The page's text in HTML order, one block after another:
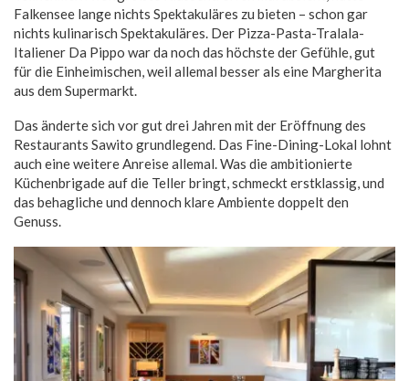
Falkensee lange nichts Spektakuläres zu bieten – schon gar
nichts kulinarisch Spektakuläres. Der Pizza-Pasta-Tralala-
Italiener Da Pippo war da noch das höchste der Gefühle, gut
für die Einheimischen, weil allemal besser als eine Margherita
aus dem Supermarkt.
Das änderte sich vor gut drei Jahren mit der Eröffnung des
Restaurants Sawito grundlegend. Das Fine-Dining-Lokal lohnt
auch eine weitere Anreise allemal. Was die ambitionierte
Küchenbrigade auf die Teller bringt, schmeckt erstklassig, und
das behagliche und dennoch klare Ambiente doppelt den
Genuss.